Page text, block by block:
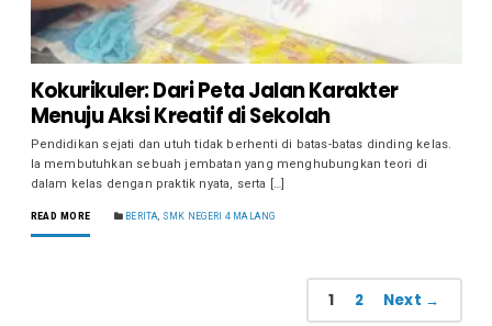
Kokurikuler: Dari Peta Jalan Karakter
Menuju Aksi Kreatif di Sekolah
Pendidikan sejati dan utuh tidak berhenti di batas-batas dinding kelas.
Ia membutuhkan sebuah jembatan yang menghubungkan teori di
dalam kelas dengan praktik nyata, serta […]
READ MORE BERITA SMK NEGERI 4 MALANG
1 2 Next →